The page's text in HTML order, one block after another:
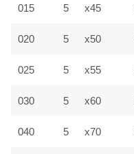
015 5 x45
020 5 x50
025 5 x55
030 5 x60
040 5 x70